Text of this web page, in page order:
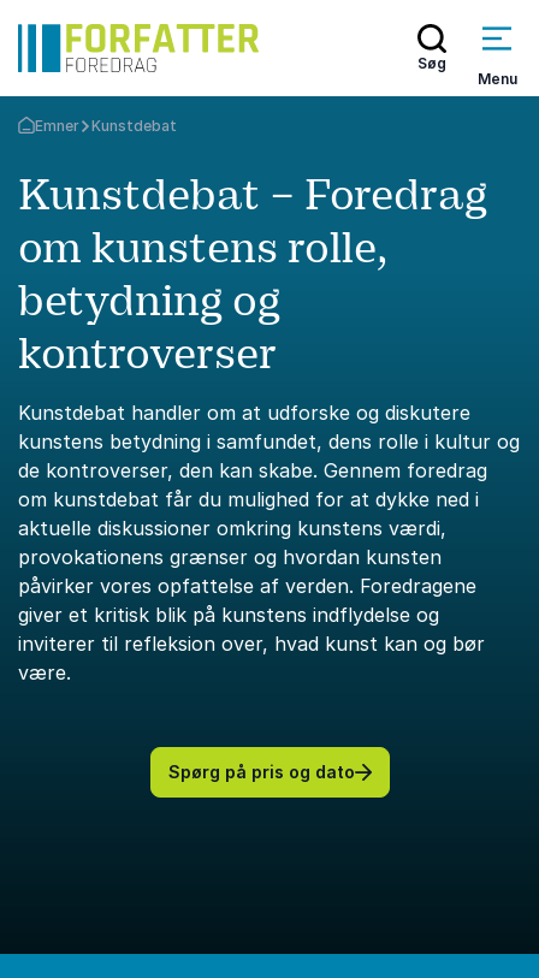
Søg
Menu
Tilbage til forsiden
Emner Kunstdebat
Kunstdebat – Foredrag
om kunstens rolle,
betydning og
kontroverser
Kunstdebat handler om at udforske og diskutere
kunstens betydning i samfundet, dens rolle i kultur og
de kontroverser, den kan skabe. Gennem foredrag
om kunstdebat får du mulighed for at dykke ned i
aktuelle diskussioner omkring kunstens værdi,
provokationens grænser og hvordan kunsten
påvirker vores opfattelse af verden. Foredragene
giver et kritisk blik på kunstens indflydelse og
inviterer til refleksion over, hvad kunst kan og bør
være.
Spørg på pris og dato